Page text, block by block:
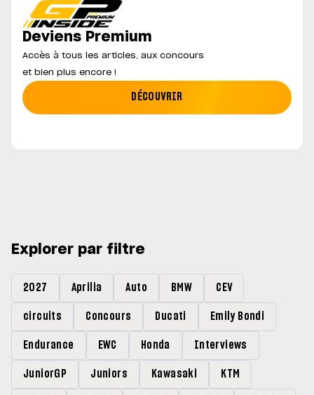
Deviens Premium
Accès à tous les articles, aux concours
et bien plus encore !
DÉCOUVRIR
Explorer par filtre
2027 Aprilia Auto BMW CEV
circuits Concours Ducati Emily Bondi
Endurance EWC Honda Interviews
JuniorGP Juniors Kawasaki KTM